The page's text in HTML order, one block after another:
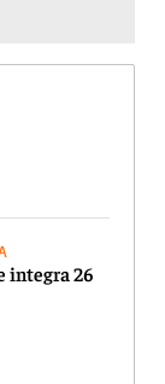
integra 26